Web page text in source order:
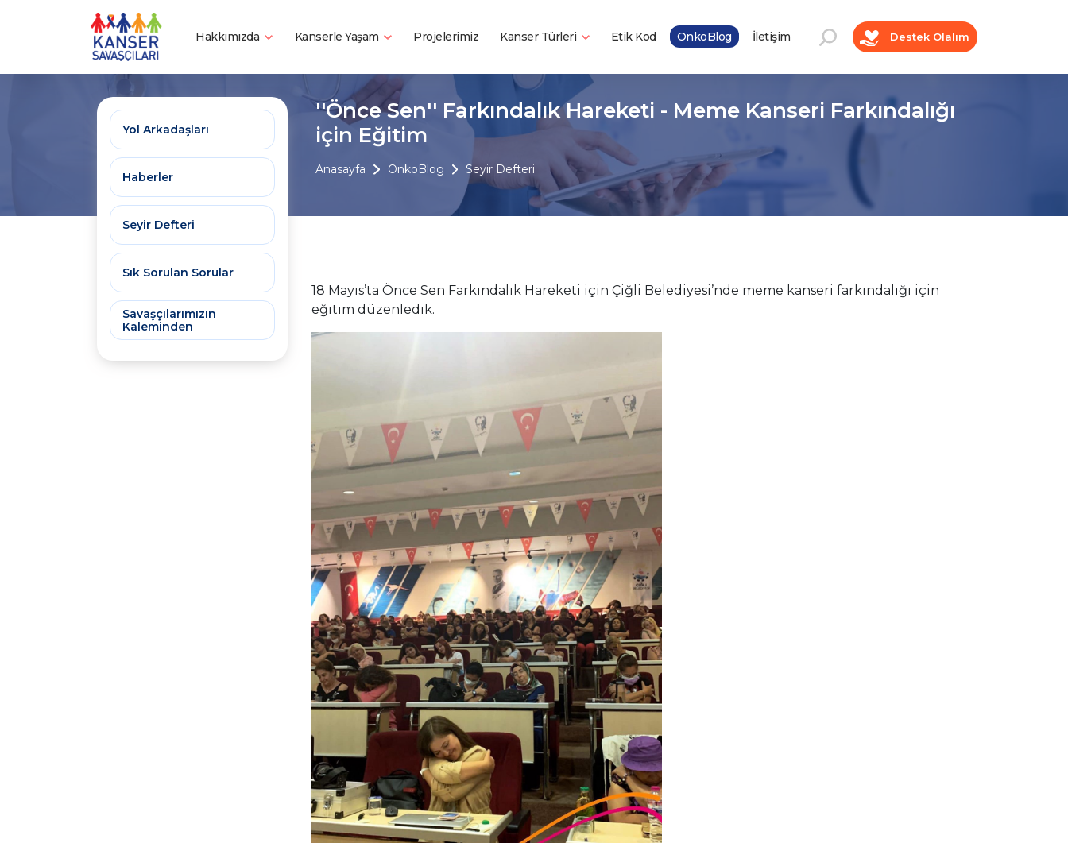
Hakkımızda Kanserle Yaşam Projelerimiz Kanser Türleri Etik Kod OnkoBlog İletişim Destek Olalım
''Önce Sen'' Farkındalık Hareketi - Meme Kanseri Farkındalığı
için Eğitim
Anasayfa OnkoBlog Seyir Defteri
Yol Arkadaşları
Haberler
Seyir Defteri
Sık Sorulan Sorular
Savaşçılarımızın
Kaleminden
18 Mayıs’ta Önce Sen Farkındalık Hareketi için Çiğli Belediyesi’nde meme kanseri farkındalığı için
eğitim düzenledik.